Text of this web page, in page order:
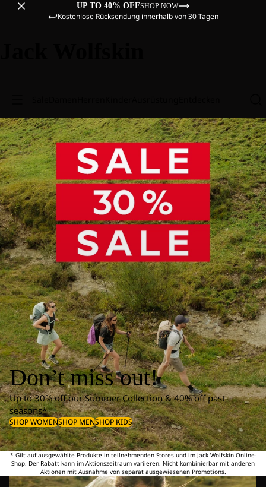
UP TO 40% OFFSHOP NOW
Kostenlose Rücksendung innerhalb von 30 Tagen
Don’t miss out!
Up to 30% off our Summer Collection & 40% off past
seasons*
SHOP WOMENSHOP MENSHOP KIDS
* Gilt auf ausgewählte Produkte in teilnehmenden Stores und im Jack Wolfskin Online-
Shop. Der Rabatt kann im Aktionszeitraum variieren. Nicht kombinierbar mit anderen
Aktionen mit Ausnahme von separat ausgewiesenen Promotions.